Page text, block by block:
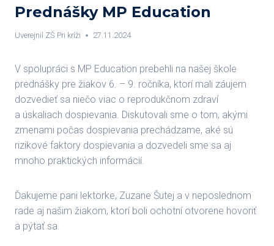
Prednášky MP Education
Uverejnil ZŠ Pri kríži 27.11.2024
V spolupráci s MP Education prebehli na našej škole
prednášky pre žiakov 6. – 9. ročníka, ktorí mali záujem
dozvedieť sa niečo viac o reprodukčnom zdraví
a úskaliach dospievania. Diskutovali sme o tom, akými
zmenami počas dospievania prechádzame, aké sú
rizikové faktory dospievania a dozvedeli sme sa aj
mnoho praktických informácií.
Ďakujeme pani lektorke, Zuzane Šutej a v neposlednom
rade aj našim žiakom, ktorí boli ochotní otvorene hovoriť
a pýtať sa.